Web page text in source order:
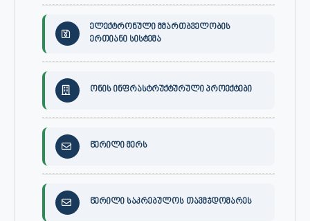
ელექტრონული მმართბველობის
ერთიანი სისტემა
ონის ინფრასტრუქტურული პროექტები
წერილი მერს
წერილი საკრებულოს თავმჯდომარეს